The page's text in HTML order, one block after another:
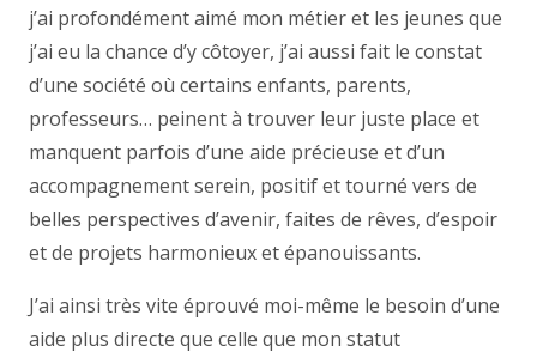
j’ai profondément aimé mon métier et les jeunes que
j’ai eu la chance d’y côtoyer, j’ai aussi fait le constat
d’une société où certains enfants, parents,
professeurs… peinent à trouver leur juste place et
manquent parfois d’une aide précieuse et d’un
accompagnement serein, positif et tourné vers de
belles perspectives d’avenir, faites de rêves, d’espoir
et de projets harmonieux et épanouissants.
J’ai ainsi très vite éprouvé moi-même le besoin d’une
aide plus directe que celle que mon statut